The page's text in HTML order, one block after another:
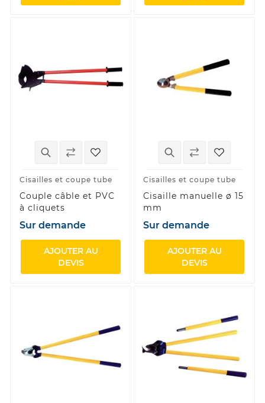
Cisailles et coupe tube
Couple câble et PVC
à cliquets
Sur demande
AJOUTER AU
DEVIS
Cisailles et coupe tube
Cisaille manuelle ø 15
mm
Sur demande
AJOUTER AU
DEVIS